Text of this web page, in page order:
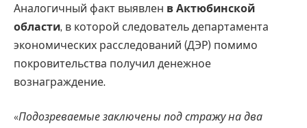
Аналогичный факт выявлен в Актюбинской
области, в которой следователь департамента
экономических расследований (ДЭР) помимо
покровительства получил денежное
вознаграждение.
«Подозреваемые заключены под стражу на два